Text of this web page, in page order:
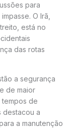
para
O Irã,
está no
das rotas
a segurança
de maior
tempos de
destacou a
a manutenção